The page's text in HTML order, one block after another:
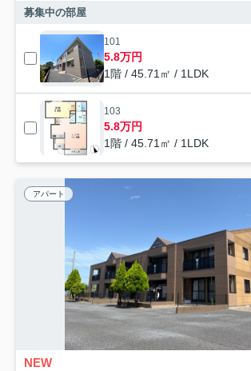
募集中の部屋
101
5.8万円
1階 / 45.71㎡ / 1LDK
103
5.8万円
1階 / 45.71㎡ / 1LDK
アパート
NEW